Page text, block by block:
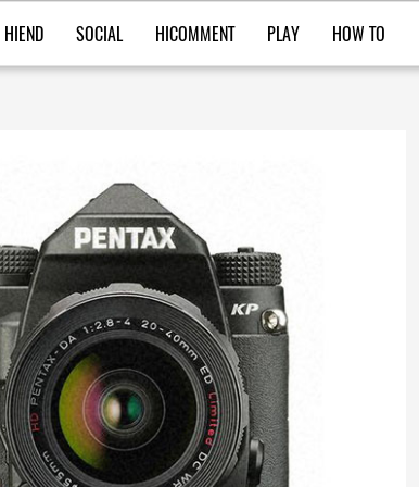
HIEND SOCIAL HICOMMENT PLAY HOW TO